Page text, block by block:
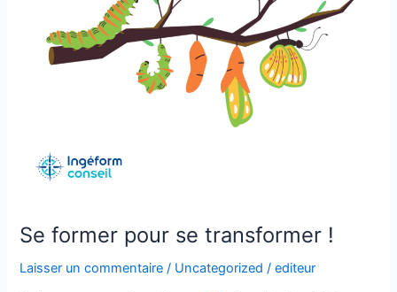
Se former pour se transformer !
Laisser un commentaire / Uncategorized /editeur